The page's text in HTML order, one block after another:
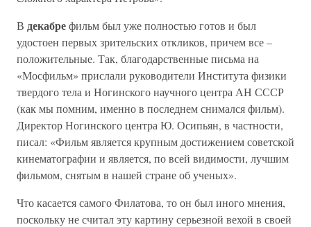
В декабрефильм был уже полностью готов и был
удостоен первых зрительских откликов, причем все –
положительные. Так, благодарственные письма на
«Мосфильм» прислали руководители Института физики
твердого тела и Ногинского научного центра АН СССР
(как мы помним, именно в последнем снимался фильм).
Директор Ногинского центра Ю. Осипьян, в частности,
писал: «Фильм является крупным достижением советской
кинематографии и является, по всей видимости, лучшим
фильмом, снятым в нашей стране об ученых».
Что касается самого Филатова, то он был иного мнения,
поскольку не считал эту картину серьезной вехой в своей